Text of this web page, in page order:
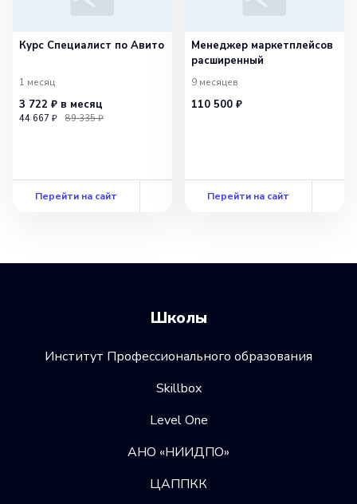
Курс Специалист по Авито
1 месяц
3 722 ₽ в месяц
44 667 ₽ 89 335 ₽
Перейти на сайт
Менеджер маркетплейсов
расширенный
9 месяцев
110 500 ₽
Перейти на сайт
Школы
Институт Профессионального образования
Skillbox
Level One
АНО «НИИДПО»
ЦАППКК